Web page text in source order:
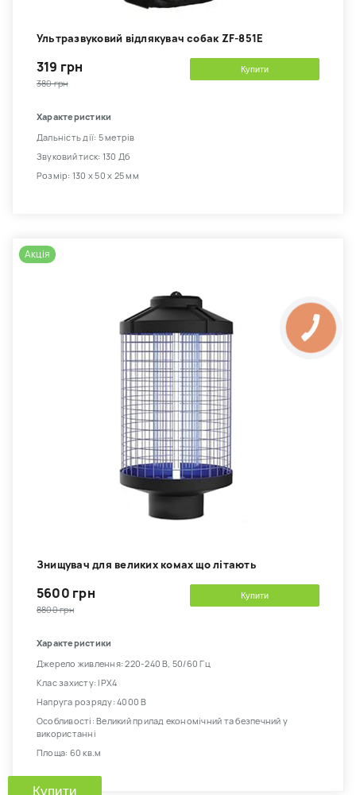
Ультразвуковий відлякувач собак ZF-851E
319 грн
380 грн
Купити
Характеристики
Дальність дії: 5 метрів
Звуковий тиск: 130 Дб
Розмір: 130 х 50 х 25 мм
Акція
Знищувач для великих комах що літають
5600 грн
8800 грн
Купити
Характеристики
Джерело живлення: 220-240 В, 50/60 Гц
Клас захисту: IPX4
Напруга розряду: 4000 В
Особливості: Великий прилад економічний та безпечний у
використанні
Площа: 60 кв.м
Купити